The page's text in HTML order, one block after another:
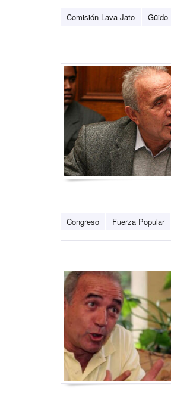
Comisión Lava Jato Güido
Congreso Fuerza Popular